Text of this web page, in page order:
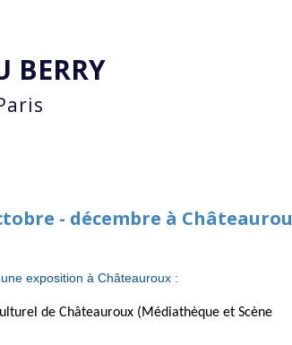
BERRY
- décembre à
exposition à Châteauroux :
de Châteauroux (Médiathèque et Scène